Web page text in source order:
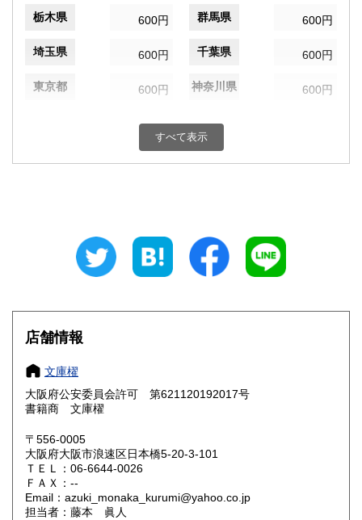
栃木県 600円 群馬県 600円
埼玉県 600円 千葉県 600円
東京都 600円 神奈川県 600円
600円 富山県
600円 三重県
大阪府
奈良県
鳥取県 600円 島根県
岡山県
山口県 600円
香川県 600円 愛媛県
すべて表示
店舗情報
文庫櫂
大阪府公安委員会許可 第621120192017号
書籍商 文庫櫂
〒556-0005
大阪府大阪市浪速区日本橋5-20-3-101
ＴＥＬ：06-6644-0026
ＦＡＸ：--
Email：azuki_monaka_kurumi@yahoo.co.jp
担当者：藤本 眞人